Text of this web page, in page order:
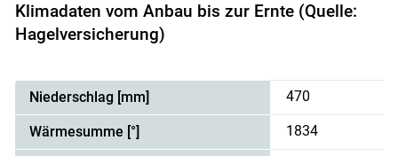
Klimadaten vom Anbau bis zur Ernte (Quelle:
Hagelversicherung)
Niederschlag [mm] 470
Wärmesumme [°] 1834